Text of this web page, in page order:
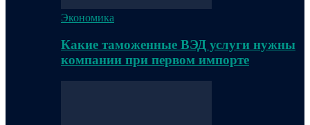
Экономика
Какие таможенные ВЭД услуги нужны
компании при первом импорте